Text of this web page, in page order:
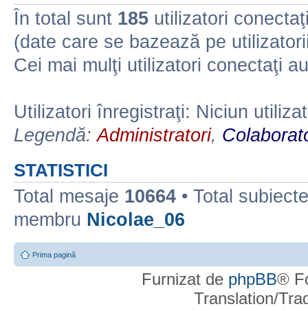
În total sunt 185 utilizatori
(date care se bazează pe
Cei mai mulţi utilizatori conectaţi
Utilizatori înregistraţi: Niciun
Legendă:Administratori,
STATISTICI
Total mesaje 10664 • Total
membru Nicolae_06
Prima pagină
Furnizat de phpBB®
Translation/